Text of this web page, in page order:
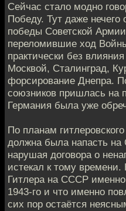
Сейчас стало модно
Победу. Тут даже
победы Советской
переломившие ход
практически без
Москвой, Сталинград,
форсирование Днепра.
союзников пришлась на
Германия была уже
По планам
должна была напасть
нарушая договора о
истекал к тому
Гитлера на СССР
1943-го и что именно
сих пор остаётся